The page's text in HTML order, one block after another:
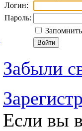
Логин:
Пароль:
Забыли
Если вы